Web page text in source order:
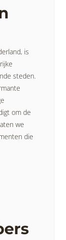
is
steden.
om de
we
die